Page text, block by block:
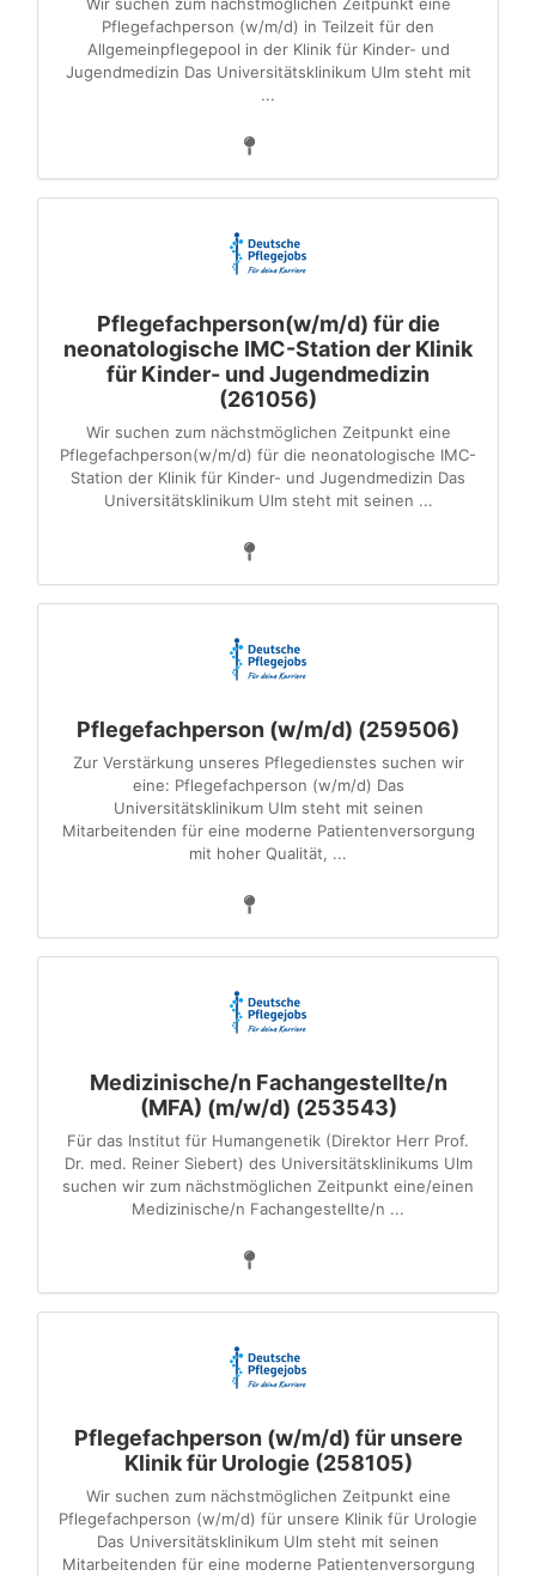
Pflegefachperson (w/m/d) in Teilzeit für den
Allgemeinpflegepool in der Klinik für Kinder- und
Jugendmedizin Das Universitätsklinikum Ulm steht mit
...
Pflegefachperson(w/m/d) für die
neonatologische IMC-Station der Klinik
für Kinder- und Jugendmedizin
(261056)
Wir suchen zum nächstmöglichen Zeitpunkt eine
Pflegefachperson(w/m/d) für die neonatologische IMC-
Station der Klinik für Kinder- und Jugendmedizin Das
Universitätsklinikum Ulm steht mit seinen ...
Pflegefachperson (w/m/d) (259506)
Zur Verstärkung unseres Pflegedienstes suchen wir
eine: Pflegefachperson (w/m/d) Das
Universitätsklinikum Ulm steht mit seinen
Mitarbeitenden für eine moderne Patientenversorgung
mit hoher Qualität, ...
Medizinische/n Fachangestellte/n
(MFA) (m/w/d) (253543)
Für das Institut für Humangenetik (Direktor Herr Prof.
Dr. med. Reiner Siebert) des Universitätsklinikums Ulm
suchen wir zum nächstmöglichen Zeitpunkt eine/einen
Medizinische/n Fachangestellte/n ...
Pflegefachperson (w/m/d) für unsere
Klinik für Urologie (258105)
Wir suchen zum nächstmöglichen Zeitpunkt eine
Pflegefachperson (w/m/d) für unsere Klinik für Urologie
Das Universitätsklinikum Ulm steht mit seinen
Mitarbeitenden für eine moderne Patientenversorgung